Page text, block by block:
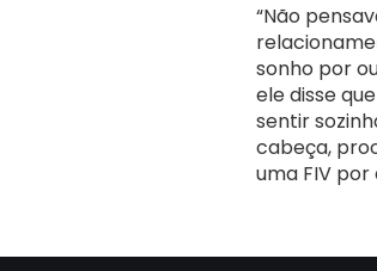
“Não
sonho por
ele disse
sentir
cabeça,
uma FIV